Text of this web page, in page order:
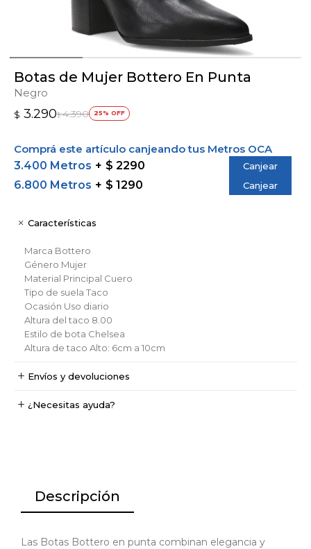
Botas de Mujer Bottero En Punta
Negro
$ 3.290$ 4.390 25
Comprá este artículo canjeando tus Metros OCA
3.400 Metros
$ 2290 Canjear
6.800 Metros $ 1290 Canjear
Características
Marca Bottero
Género Mujer
Material Principal Cuero
Tipo de suela Taco
Ocasión Uso diario
Altura del taco 8.00
Estilo de bota Chelsea
Altura de taco Alto: 6cm a 10cm
Envíos y devoluciones
¿Necesitas ayuda?
Descripción
Las Botas Bottero en punta combinan elegancia y